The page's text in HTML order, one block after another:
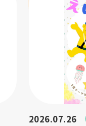
2026.07.26